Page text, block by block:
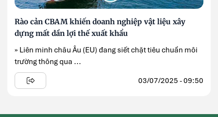
Rào cản CBAM khiến doanh nghiệp vật liệu xây
dựng mất dần lợi thế xuất khẩu
» Liên minh châu Âu (EU) đang siết chặt tiêu chuẩn môi
trường thông qua ...
03/07/2025 - 09:50